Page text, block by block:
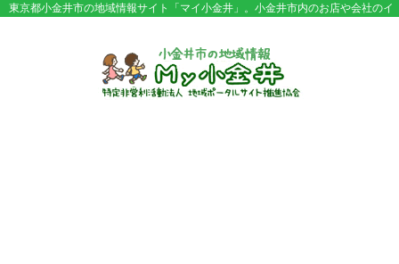
東京都小金井市の地域情報サイト「マイ小金井」。小金井市内のお店や会社のイ